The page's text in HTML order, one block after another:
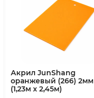
Акрил JunShang
оранжевый (266) 2мм
(1,23м х 2,45м)